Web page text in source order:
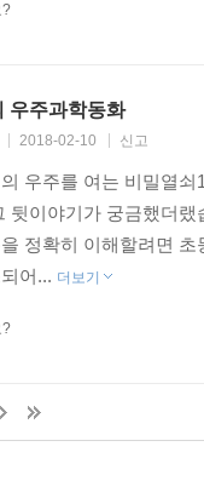
?
우주과학동화
2018-02-10 신고
우주를 여는 비밀열쇠
뒷이야기가 궁금했더
정확히 이해할려면
어... 더보기
?